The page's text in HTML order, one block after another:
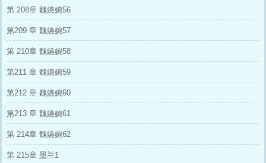
第 208章 魏嬿婉56
第209 章 魏嬿婉57
第 210章 魏嬿婉58
第211 章 魏嬿婉59
第212 章 魏嬿婉60
第213 章 魏嬿婉61
第 214章 魏嬿婉62
第 215章 墨兰1